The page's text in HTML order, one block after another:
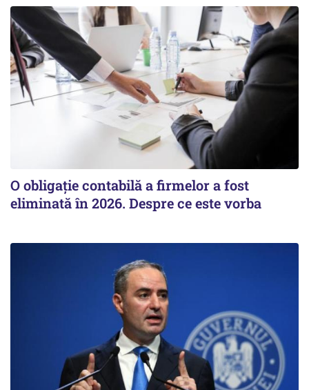
O obligație contabilă a firmelor a fost
eliminată în 2026. Despre ce este vorba